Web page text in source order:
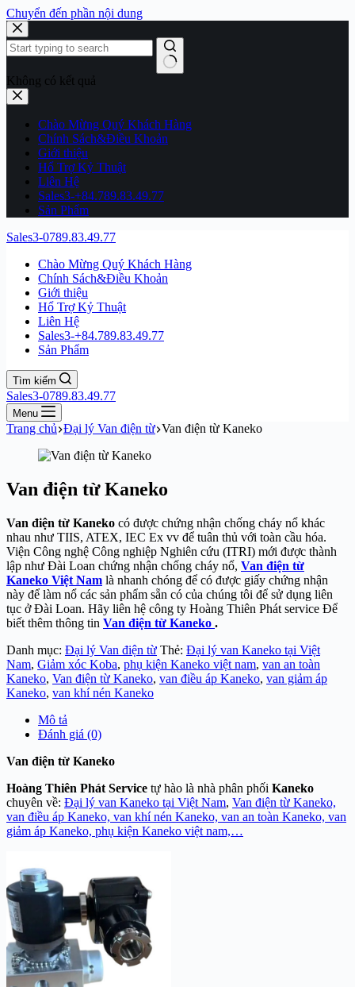
Chuyển đến phần nội dung
Không có kết quả
Chào Mừng Quý Khách Hàng
Chính Sách&Điều Khoản
Giới thiệu
Hổ Trợ Kỷ Thuật
Liên Hệ
Sales3-+84.789.83.49.77
Sản Phẩm
Sales3-0789.83.49.77
Chào Mừng Quý Khách Hàng
Chính Sách&Điều Khoản
Giới thiệu
Hổ Trợ Kỷ Thuật
Liên Hệ
Sales3-+84.789.83.49.77
Sản Phẩm
Tìm kiếm
Sales3-0789.83.49.77
Menu
Trang chủ Đại lý Van điện từ Van điện từ Kaneko
Van điện từ Kaneko
Van điện từ Kaneko có được chứng nhận chống cháy nổ khác
nhau như TIIS, ATEX, IEC Ex vv để tuân thủ với toàn cầu hóa.
Viện Công nghệ Công nghiệp Nghiên cứu (ITRI) mới được thành
lập như Đài Loan chứng nhận chống cháy nổ, Van điện từ
Kaneko Việt Nam là nhanh chóng để có được giấy chứng nhận
này để làm nổ các sản phẩm sẵn có của chúng tôi để sử dụng liên
tục ở Đài Loan. Hãy liên hệ công ty Hoàng Thiên Phát service Để
biết thêm thông tin Van điện từ Kaneko .
Danh mục: Đại lý Van điện từ Thẻ: Đại lý van Kaneko tại Việt
Nam, Giảm xóc Koba, phụ kiện Kaneko việt nam, van an toàn
Kaneko, Van điện từ Kaneko, van điều áp Kaneko, van giảm áp
Kaneko, van khí nén Kaneko
Mô tả
Đánh giá (0)
Van điện từ Kaneko
Hoàng Thiên Phát Service tự hào là nhà phân phối Kaneko
chuyên về: Đại lý van Kaneko tại Việt Nam, Van điện từ Kaneko,
van điều áp Kaneko, van khí nén Kaneko, van an toàn Kaneko, van
giảm áp Kaneko, phụ kiện Kaneko việt nam,…